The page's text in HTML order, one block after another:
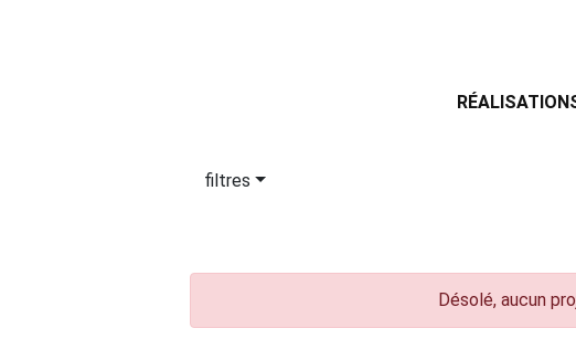
filtres
Désolé, aucun